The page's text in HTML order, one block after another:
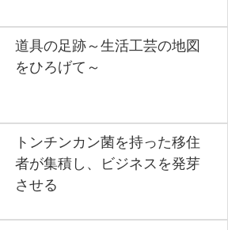
道具の足跡～生活工芸の地図
をひろげて～
トンチンカン菌を持った移住
者が集積し、ビジネスを発芽
させる